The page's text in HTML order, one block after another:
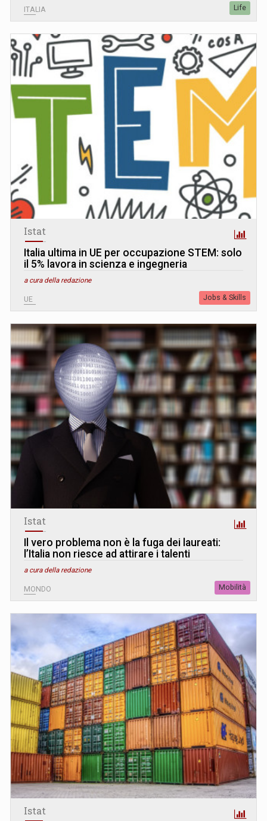
ITALIA Life
Istat
Italia ultima in UE per occupazione STEM: solo
il 5% lavora in scienza e ingegneria
a cura della redazione
UE Jobs & Skills
Istat
Il vero problema non è la fuga dei laureati:
l’Italia non riesce ad attirare i talenti
a cura della redazione
MONDO Mobilità
Istat